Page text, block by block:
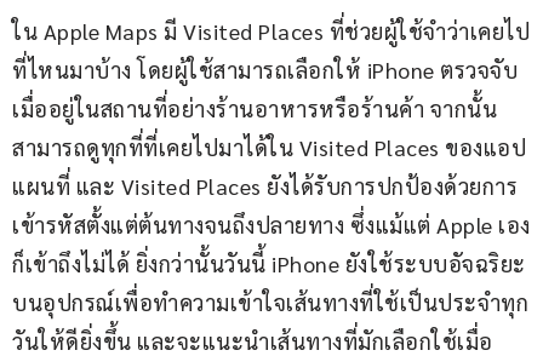
ใน Apple Maps มี Visited Places ที่ช่วยผู้ใช้จำว่าเคยไป
ที่ไหนมาบ้าง โดยผู้ใช้สามารถเลือกให้ iPhone ตรวจจับ
เมื่ออยู่ในสถานที่อย่างร้านอาหารหรือร้านค้า จากนั้น
สามารถดูทุกที่ที่เคยไปมาได้ใน Visited Places ของแอป
แผนที่ และ Visited Places ยังได้รับการปกป้องด้วยการ
เข้ารหัสตั้งแต่ต้นทางจนถึงปลายทาง ซึ่งแม้แต่ Apple เอง
ก็เข้าถึงไม่ได้ ยิ่งกว่านั้นวันนี้ iPhone ยังใช้ระบบอัจฉริยะ
บนอุปกรณ์เพื่อทำความเข้าใจเส้นทางที่ใช้เป็นประจำทุก
วันให้ดียิ่งขึ้น และจะแนะนำเส้นทางที่มักเลือกใช้เมื่อ